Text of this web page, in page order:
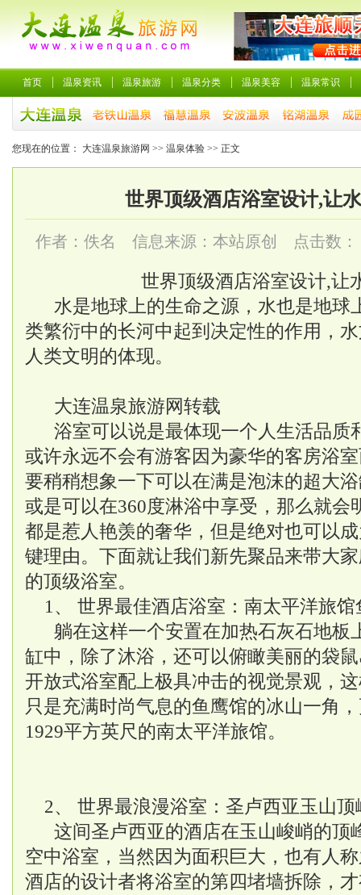
首页 温泉资讯 温泉旅游 温泉分类 温泉美容 温泉常识
您现在的位置： 大连温泉旅游网 >> 温泉体验 >> 正文
世界顶级酒店浴室设计,让
作者：佚名 信息来源：本站原创 点击数：
世界顶级酒店浴室设计,让
水是地球上的生命之源，水也是地球
类繁衍中的长河中起到决定性的作用，
人类文明的体现。
大连温泉旅游网转载
浴室可以说是最体现一个人生活品质
或许永远不会有游客因为豪华的客房浴
要稍稍想象一下可以在满是泡沫的超大
或是可以在360度淋浴中享受，那么就会
都是惹人艳羡的奢华，但是绝对也可以
键理由。下面就让我们新先聚品来带大
的顶级浴室。
1、 世界最佳酒店浴室：南太平洋旅馆
躺在这样一个安置在加热石灰石地板
缸中，除了沐浴，还可以俯瞰美丽的袋
开放式浴室配上极具冲击的视觉景观，
只是充满时尚气息的鱼鹰馆的冰山一角
1929平方英尺的南太平洋旅馆。
2、 世界最浪漫浴室：圣卢西亚玉山
这间圣卢西亚的酒店在玉山峻峭的顶
空中浴室，当然因为面积巨大，也有人
酒店的设计者将浴室的第四堵墙拆除，